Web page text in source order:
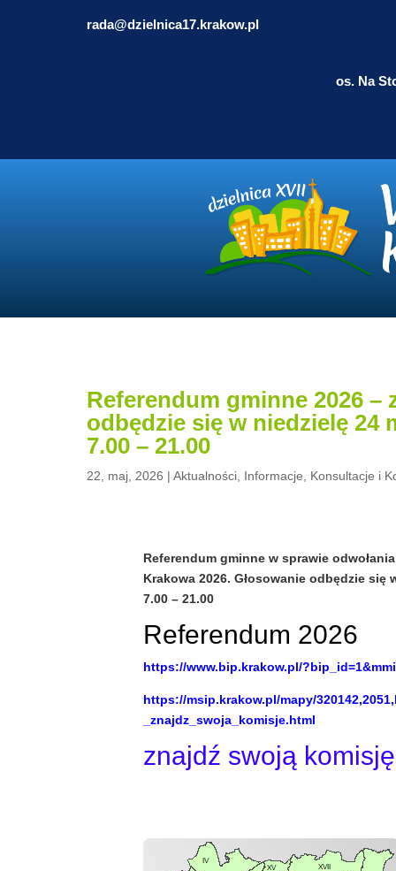
rada@dzielnica17.krakow.pl
os. Na
Referendum gminne 2026 –
odbędzie się w niedzielę 24
7.00 – 21.00
22, maj, 2026 | Aktualności, Informacje, Konsultacje i
Referendum gminne w sprawie
Krakowa 2026. Głosowanie odbędzie się
7.00 – 21.00
Referendum 2026
https://www.bip.krakow.pl/
https://msip.krakow.pl/mapy/
_znajdz_swoja_komisje.html
znajdź swoją komisję